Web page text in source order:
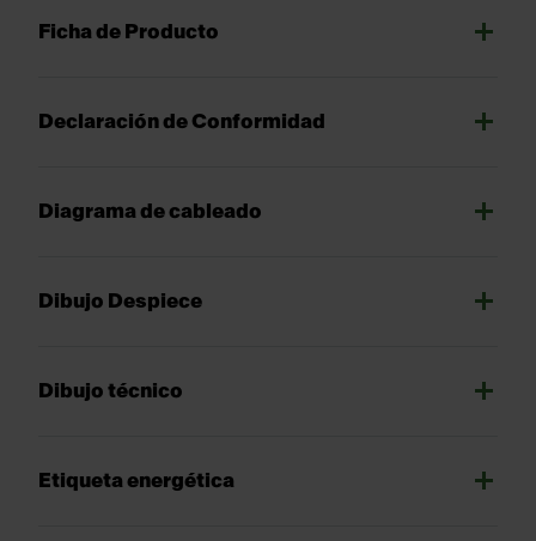
Ficha de Producto
Declaración de Conformidad
Diagrama de cableado
Dibujo Despiece
Dibujo técnico
Etiqueta energética